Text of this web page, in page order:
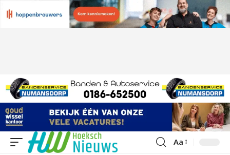
Lettergrootte
Aa